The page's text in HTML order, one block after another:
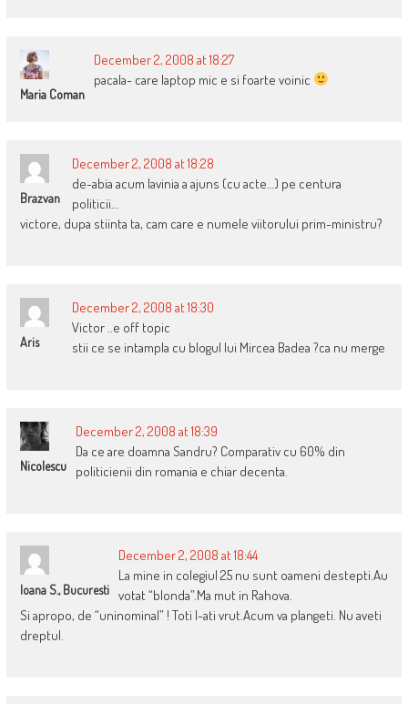
Maria Coman
December 2, 2008 at 18:27
pacala- care laptop mic e si foarte voinic
Brazvan
December 2, 2008 at 18:28
de-abia acum lavinia a ajuns (cu acte…) pe centura
politicii…
victore, dupa stiinta ta, cam care e numele viitorului prim-ministru?
Aris
December 2, 2008 at 18:30
Victor ..e off topic
stii ce se intampla cu blogul lui Mircea Badea ?ca nu merge
Nicolescu
December 2, 2008 at 18:39
Da ce are doamna Sandru? Comparativ cu 60% din
politicienii din romania e chiar decenta.
Ioana S., Bucuresti
December 2, 2008 at 18:44
La mine in colegiul 25 nu sunt oameni destepti.Au
votat “blonda”.Ma mut in Rahova.
Si apropo, de “uninominal” ! Toti l-ati vrut.Acum va plangeti. Nu aveti
dreptul.